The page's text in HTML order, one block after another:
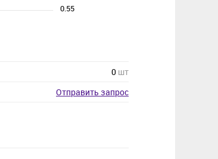
0.55
0 шт
Отправить запрос